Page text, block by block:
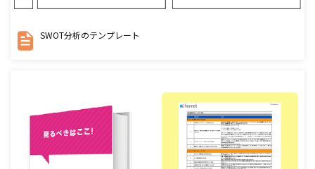
SWOT分析のテンプレート